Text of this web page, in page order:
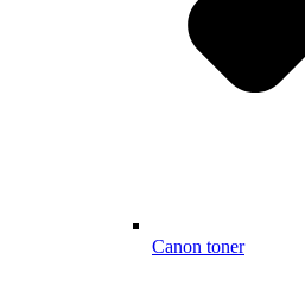
Canon toner